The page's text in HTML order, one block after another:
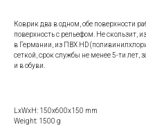
Коврик два в одном, обе поверхности
поверхность с рельефом. Не скользит,
в Германии, из ПВХ HD
сеткой, срок службы не менее 5-ти лет,
и в обуви.
LxWxH: 150x600x150 mm
Weight: 1500 g